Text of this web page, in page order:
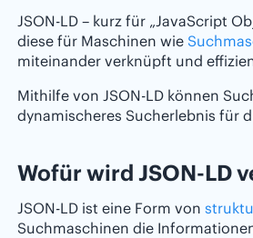
JSON-LD – kurz für „JavaScript
diese für Maschinen wie
miteinander verknüpft und
Mithilfe von JSON-LD können
dynamischeres Sucherlebnis für
Wofür wird JSON-LD
JSON-LD ist eine Form von
Suchmaschinen die